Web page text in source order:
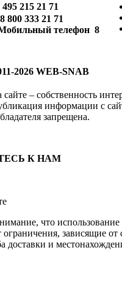
495 215 21 71
8 800 333 21 71
8
2026 WEB-SNAB
– собственность
информации с
запрещена.
К НАМ
что
зависящие от
доставки и